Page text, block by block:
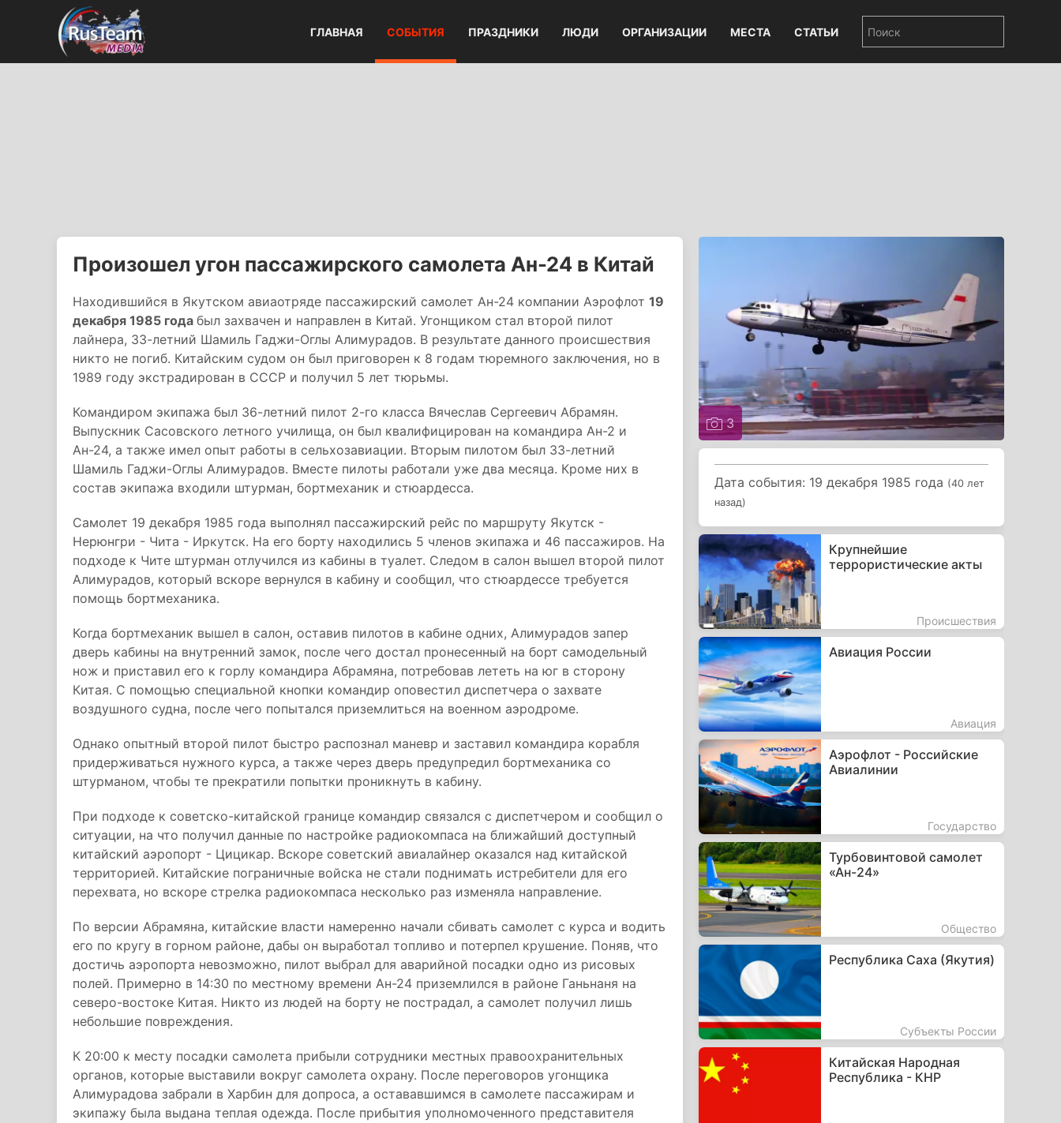
ГЛАВНАЯ СОБЫТИЯ ПРАЗДНИКИ ЛЮДИ ОРГАНИЗАЦИИ МЕСТА СТАТЬИ
Произошел угон пассажирского самолета Ан-24 в Китай
Находившийся в Якутском авиаотряде пассажирский самолет Ан-24 компании Аэрофлот 19
декабря 1985 года был захвачен и направлен в Китай. Угонщиком стал второй пилот
лайнера, 33-летний Шамиль Гаджи-Оглы Алимурадов. В результате данного происшествия
никто не погиб. Китайским судом он был приговорен к 8 годам тюремного заключения, но в
1989 году экстрадирован в СССР и получил 5 лет тюрьмы.
Командиром экипажа был 36-летний пилот 2-го класса Вячеслав Сергеевич Абрамян.
Выпускник Сасовского летного училища, он был квалифицирован на командира Ан-2 и
Ан-24, а также имел опыт работы в сельхозавиации. Вторым пилотом был 33-летний
Шамиль Гаджи-Оглы Алимурадов. Вместе пилоты работали уже два месяца. Кроме них в
состав экипажа входили штурман, бортмеханик и стюардесса.
Самолет 19 декабря 1985 года выполнял пассажирский рейс по маршруту Якутск -
Нерюнгри - Чита - Иркутск. На его борту находились 5 членов экипажа и 46 пассажиров. На
подходе к Чите штурман отлучился из кабины в туалет. Следом в салон вышел второй пилот
Алимурадов, который вскоре вернулся в кабину и сообщил, что стюардессе требуется
помощь бортмеханика.
Когда бортмеханик вышел в салон, оставив пилотов в кабине одних, Алимурадов запер
дверь кабины на внутренний замок, после чего достал пронесенный на борт самодельный
нож и приставил его к горлу командира Абрамяна, потребовав лететь на юг в сторону
Китая. С помощью специальной кнопки командир оповестил диспетчера о захвате
воздушного судна, после чего попытался приземлиться на военном аэродроме.
Однако опытный второй пилот быстро распознал маневр и заставил командира корабля
придерживаться нужного курса, а также через дверь предупредил бортмеханика со
штурманом, чтобы те прекратили попытки проникнуть в кабину.
При подходе к советско-китайской границе командир связался с диспетчером и сообщил о
ситуации, на что получил данные по настройке радиокомпаса на ближайший доступный
китайский аэропорт - Цицикар. Вскоре советский авиалайнер оказался над китайской
территорией. Китайские пограничные войска не стали поднимать истребители для его
перехвата, но вскоре стрелка радиокомпаса несколько раз изменяла направление.
По версии Абрамяна, китайские власти намеренно начали сбивать самолет с курса и водить
его по кругу в горном районе, дабы он выработал топливо и потерпел крушение. Поняв, что
достичь аэропорта невозможно, пилот выбрал для аварийной посадки одно из рисовых
полей. Примерно в 14:30 по местному времени Ан-24 приземлился в районе Ганьнаня на
северо-востоке Китая. Никто из людей на борту не пострадал, а самолет получил лишь
небольшие повреждения.
К 20:00 к месту посадки самолета прибыли сотрудники местных правоохранительных
органов, которые выставили вокруг самолета охрану. После переговоров угонщика
Алимурадова забрали в Харбин для допроса, а остававшимся в самолете пассажирам и
экипажу была выдана теплая одежда. После прибытия уполномоченного представителя
3
Дата события: 19 декабря 1985 года (40 лет
назад)
Крупнейшие
террористические акты
Происшествия
Авиация России
Авиация
Аэрофлот - Российские
Авиалинии
Государство
Турбовинтовой самолет
«Ан-24»
Общество
Республика Саха (Якутия)
Субъекты России
Китайская Народная
Республика - КНР